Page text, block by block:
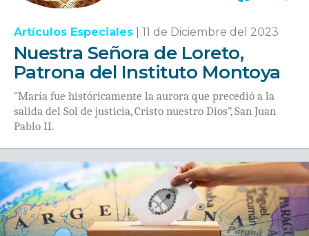
Artículos Especiales 11 de Diciembre del 2023
Nuestra Señora de Loreto,
Patrona del Instituto Montoya
“María fue históricamente la aurora que precedió a la
salida del Sol de justicia, Cristo nuestro Dios”, San Juan
Pablo II.